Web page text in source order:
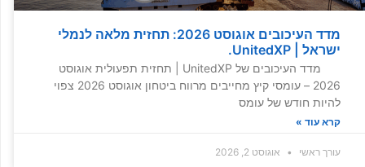
מדד העיכובים אוגוסט 2026: תחזית מלאה לנמלי
ישראל | UnitedXP.
מדד העיכובים של UnitedXP | תחזית תפעולית אוגוסט
2026 – עומסי קיץ מחייבים מרווח ביטחון אוגוסט 2026 צפוי
להיות חודש של עומס
קרא עוד »
עורך ראשי אוגוסט 2, 2026